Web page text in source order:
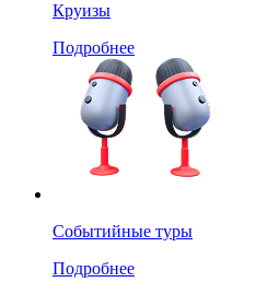
Круизы
Подробнее
Событийные туры
Подробнее